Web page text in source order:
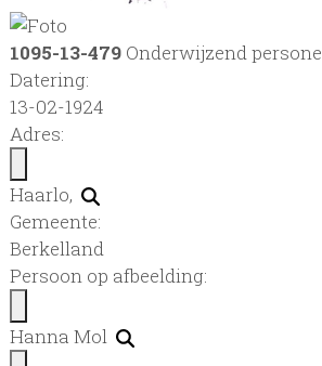
1095-13-479 Onderwijzend
Datering:
13-02-1924
Adres:
Haarlo,
Gemeente:
Berkelland
Persoon op afbeelding:
Hanna Mol